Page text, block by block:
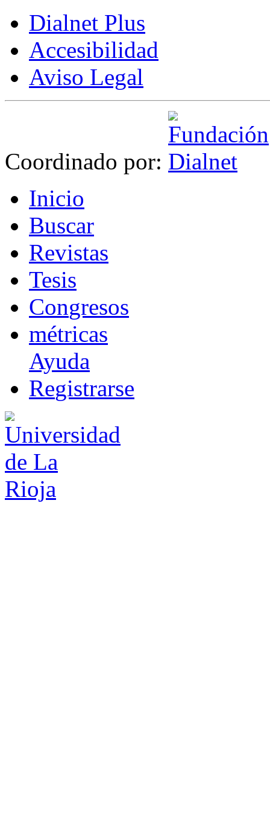
Dialnet Plus
Accesibilidad
Aviso Legal
Coordinado por:
Inicio
Buscar
Revistas
Tesis
Congresos
métricas
Ayuda
Registrarse